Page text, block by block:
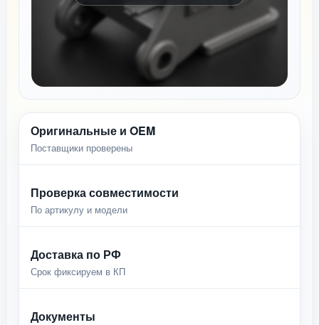
Оригинальные и OEM
Поставщики проверены
Проверка совместимости
По артикулу и модели
Доставка по РФ
Срок фиксируем в КП
Документы